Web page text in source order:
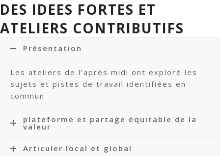
DES IDEES FORTES ET
ATELIERS CONTRIBUTIFS
Présentation
Les ateliers de l’après midi ont exploré les
sujets et pistes de travail identifiées en
commun
plateforme et partage équitable de la
valeur
Articuler local et global